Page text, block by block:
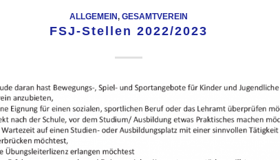
ALLGEMEIN, GESAMTVEREIN
FSJ-Stellen 2022/2023